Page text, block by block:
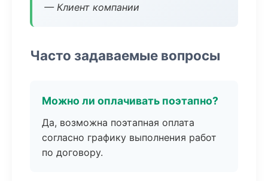
— Клиент компании
Часто задаваемые вопросы
Можно ли оплачивать поэтапно?
Да, возможна поэтапная оплата
согласно графику выполнения работ
по договору.